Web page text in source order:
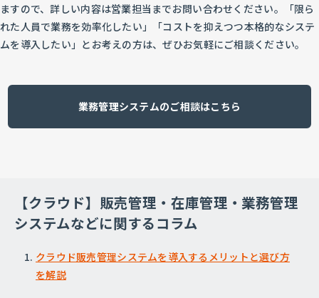
ますので、詳しい内容は営業担当までお問い合わせください。「限ら
れた人員で業務を効率化したい」「コストを抑えつつ本格的なシステ
ムを導入したい」とお考えの方は、ぜひお気軽にご相談ください。
業務管理システムのご相談はこちら
【クラウド】販売管理・在庫管理・業務管理
システムなどに関するコラム
クラウド販売管理システムを導入するメリットと選び方
を解説